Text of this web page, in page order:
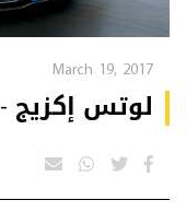
March 19, 2017
لوتس إكزيج - 2017